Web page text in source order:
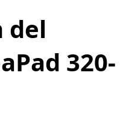
del
320-